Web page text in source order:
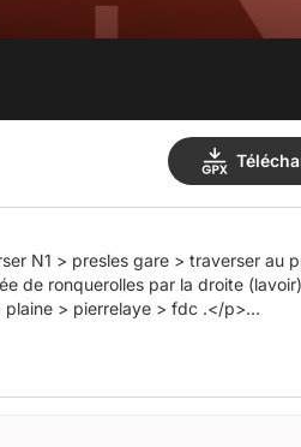
N1 > presles gare > traverser au
de ronquerolles par la droite